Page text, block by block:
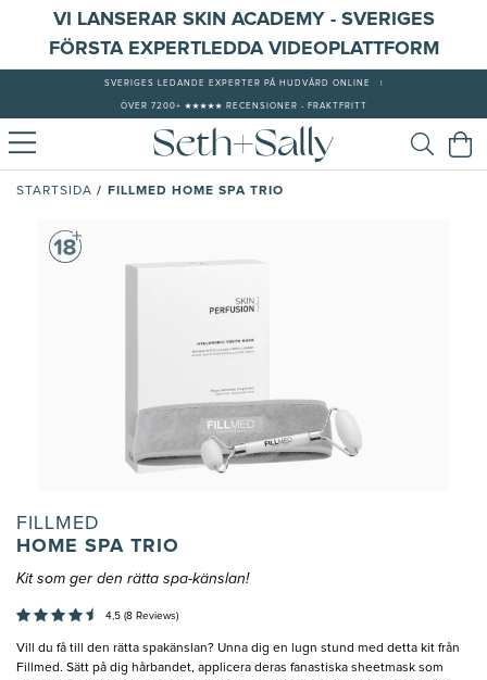
VI LANSERAR SKIN ACADEMY - SVERIGES
FÖRSTA EXPERTLEDDA VIDEOPLATTFORM
SVERIGES LEDANDE EXPERTER PÅ HUDVÅRD ONLINE
ÖVER 7200+ ★★★★★ RECENSIONER - FRAKTFRITT
STARTSIDA / FILLMED HOME SPA TRIO
FILLMED
HOME SPA TRIO
Kit som ger den rätta spa-känslan!
4,5 (8 Reviews)
Vill du få till den rätta spakänslan? Unna dig en lugn stund med detta kit från
Fillmed. Sätt på dig hårbandet, applicera deras fanastiska sheetmask som